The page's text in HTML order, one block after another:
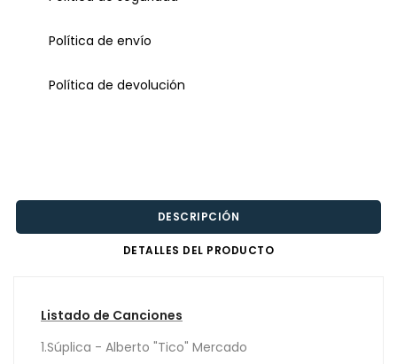
Política de envío
Política de devolución
DESCRIPCIÓN
DETALLES DEL PRODUCTO
Listado de Canciones
1.Súplica - Alberto "Tico" Mercado